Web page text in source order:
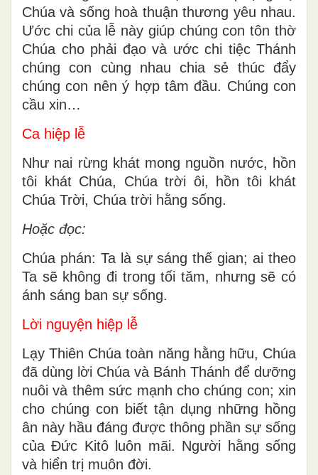
Chúa và sống hoà thuận thương yêu nhau.
Ước chi của lễ này giúp chúng con tôn thờ
Chúa cho phải đạo và ước chi tiệc Thánh
chúng con cùng nhau chia sẻ thúc đẩy
chúng con nên ý hợp tâm đầu. Chúng con
cầu xin…
Ca hiệp lễ
Như nai rừng khát mong nguồn nước, hồn
tôi khát Chúa, Chúa trời ôi, hồn tôi khát
Chúa Trời, Chúa trời hằng sống.
Hoặc đọc:
Chúa phán: Ta là sự sáng thế gian; ai theo
Ta sẽ không đi trong tối tăm, nhưng sẽ có
ánh sáng ban sự sống.
Lời nguyện hiệp lễ
Lạy Thiên Chúa toàn năng hằng hữu, Chúa
đã dùng lời Chúa và Bánh Thánh để dưỡng
nuôi và thêm sức mạnh cho chúng con; xin
cho chúng con biết tận dụng những hồng
ân này hầu đáng được thông phần sự sống
của Ðức Kitô luôn mãi. Người hằng sống
và hiển trị muôn đời.